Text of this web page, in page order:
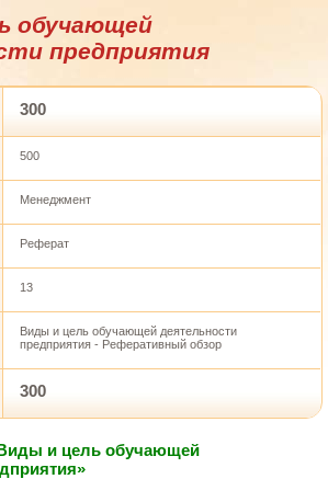
обучающей
предприятия
300
500
Менеджмент
Реферат
13
Виды и цель обучающей деятельности
предприятия - Реферативный обзор
300
и цель обучающей